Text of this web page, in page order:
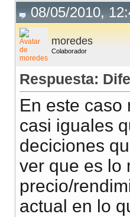
08/05/2010,
moredes
Colaborador
Respuesta:
En este caso
casi iguales
deciciones
ver que es lo
precio/
actual en lo